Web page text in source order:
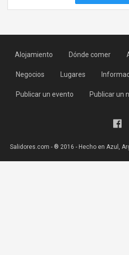
Alojamiento Dónde comer
Negocios Lugares
Publicar un evento Publicar un
Salidores.com - ® 2016 - Hecho en Azul,